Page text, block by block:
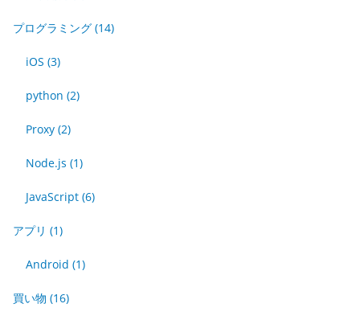
プログラミング (14)
iOS (3)
python (2)
Proxy (2)
Node.js (1)
JavaScript (6)
アプリ (1)
Android (1)
買い物 (16)